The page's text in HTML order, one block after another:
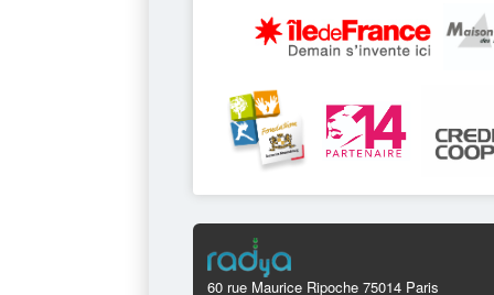
60 rue Maurice Ripoche 75014 Paris